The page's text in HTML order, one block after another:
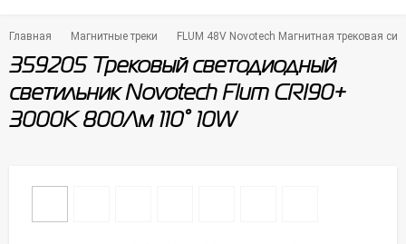
Главная Магнитные треки FLUM 48V Novotech Магнитная трековая
359205 Трековый светодиодный
светильник Novotech Flum CRI90+
3000К 800Лм 110° 10W